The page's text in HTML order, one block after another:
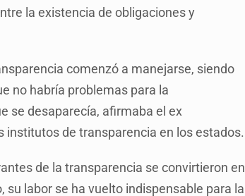
la existencia de obligaciones y
comenzó a manejarse, siendo
no habría problemas para la
se desaparecía, afirmaba el ex
institutos de transparencia en los estados.
de la transparencia se convirtieron en
labor se ha vuelto indispensable para la